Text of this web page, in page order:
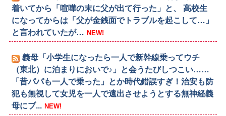
着いてから「喧嘩の末に父が出て行った」と、 高校生
になってからは「父が金銭面でトラブルを起こして…」
と言われていたが… NEW!
義母「小学生になったら一人で新幹線乗ってウチ
（東北）に泊まりにおいで♪」と会うたびしつこい……
「昔パパも一人で乗った」とか時代錯誤すぎ！治安も防
犯も無視して女児を一人で遠出させようとする無神経義
母にブ... NEW!